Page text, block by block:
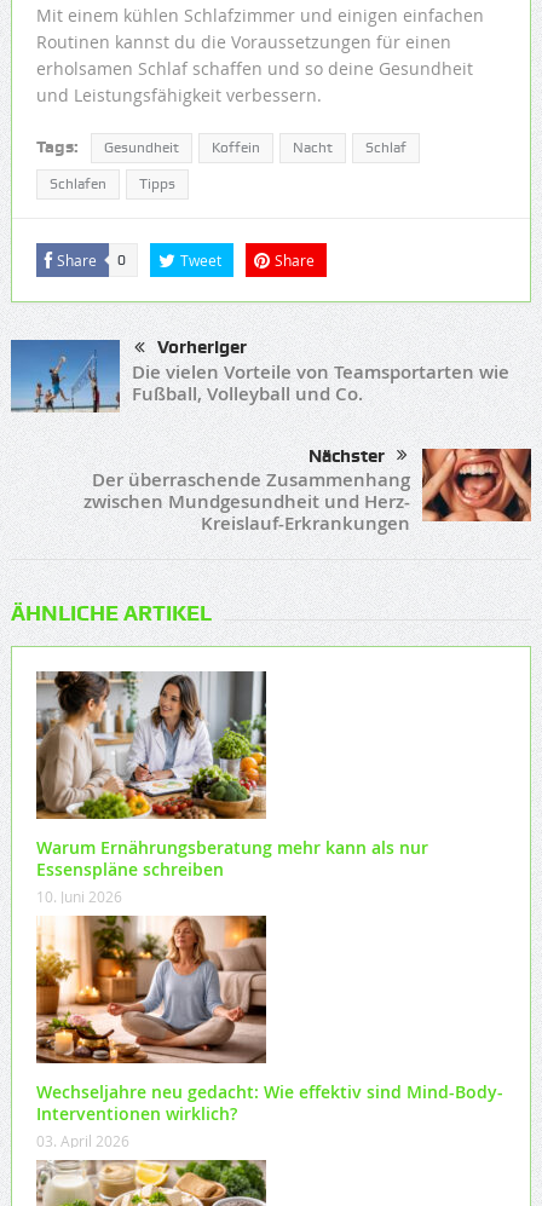
Mit einem kühlen Schlafzimmer und einigen einfachen
Routinen kannst du die Voraussetzungen für einen
erholsamen Schlaf schaffen und so deine Gesundheit
und Leistungsfähigkeit verbessern.
Tags: Gesundheit Koffein Nacht Schlaf
Schlafen Tipps
Share 0 Tweet Share
Vorheriger
Die vielen Vorteile von Teamsportarten wie
Fußball, Volleyball und Co.
Nächster
Der überraschende Zusammenhang
zwischen Mundgesundheit und Herz-
Kreislauf-Erkrankungen
ÄHNLICHE ARTIKEL
Warum Ernährungsberatung mehr kann als nur
Essenspläne schreiben
10. Juni 2026
Wechseljahre neu gedacht: Wie effektiv sind Mind-Body-
Interventionen wirklich?
03. April 2026